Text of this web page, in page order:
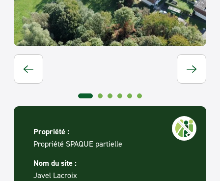
Propriété :
Propriété SPAQUE partielle
Nom du site :
Javel Lacroix